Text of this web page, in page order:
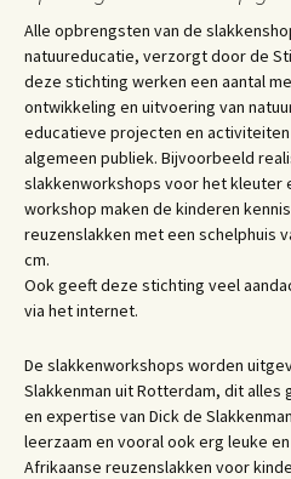
Alle opbrengsten van de
natuureducatie, verzorgt door de
deze stichting werken een aantal
ontwikkeling en uitvoering van
educatieve projecten en
algemeen publiek. Bijvoorbeeld
slakkenworkshops voor het kleuter
workshop maken de kinderen
reuzenslakken met een schelphuis
cm.
Ook geeft deze stichting veel
via het internet.
De slakkenworkshops worden
Slakkenman uit Rotterdam, dit alles
en expertise van Dick de
leerzaam en vooral ook erg leuke
Afrikaanse reuzenslakken voor